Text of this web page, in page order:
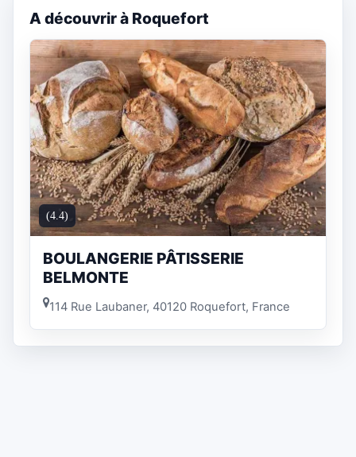
A découvrir à Roquefort
(4.4)
BOULANGERIE PÂTISSERIE
BELMONTE
114 Rue Laubaner, 40120 Roquefort, France